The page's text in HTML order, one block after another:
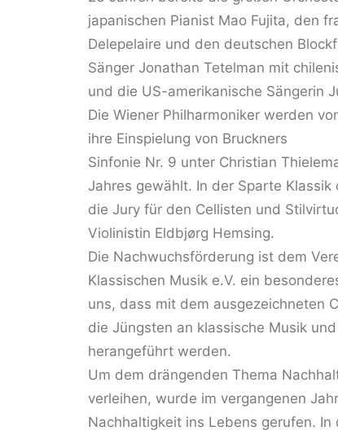
japanischen Pianist Mao Fujita, den
Delepelaire und den deutschen
Sänger Jonathan Tetelman mit
und die US-amerikanische Sängerin
Die Wiener Philharmoniker werden
ihre Einspielung von Bruckners
Sinfonie Nr. 9 unter Christian
Jahres gewählt. In der Sparte
die Jury für den Cellisten und
Violinistin Eldbjørg Hemsing.
Die Nachwuchsförderung ist dem
Klassischen Musik e.V. ein
uns, dass mit dem ausgezeichneten
die Jüngsten an klassische Musik
herangeführt werden.
Um dem drängenden Thema
verleihen, wurde im vergangenen
Nachhaltigkeit ins Lebens gerufen.